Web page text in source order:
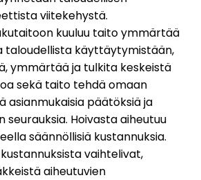
viitekehystä.
kuuluu taito ymmärtää
taloudellista käyttäytymistään,
ymmärtää ja tulkita keskeistä
sekä taito tehdä omaan
asianmukaisia päätöksiä ja
seurauksia. Hoivasta aiheutuu
säännöllisiä kustannuksia.
vaihtelivat,
aiheutuvien